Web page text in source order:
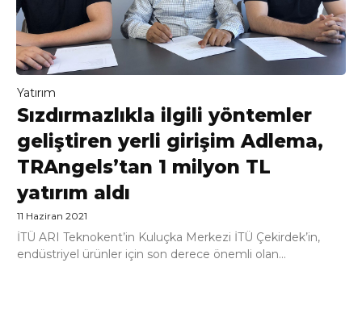
Yatırım
Sızdırmazlıkla ilgili yöntemler
geliştiren yerli girişim Adlema,
TRAngels’tan 1 milyon TL
yatırım aldı
11 Haziran 2021
İTÜ ARI Teknokent’in Kuluçka Merkezi İTÜ Çekirdek’in,
endüstriyel ürünler için son derece önemli olan...